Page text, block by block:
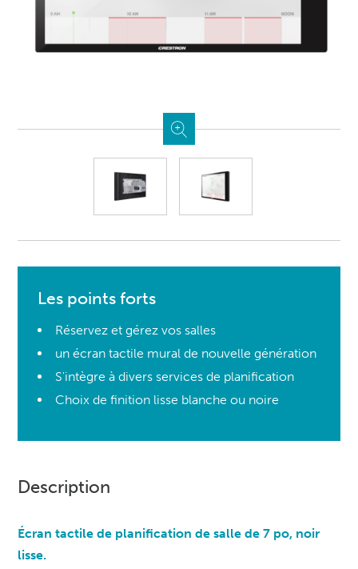
Les points forts
Réservez et gérez vos salles
un écran tactile mural de nouvelle génération
S'intègre à divers services de planification
Choix de finition lisse blanche ou noire
Description
Écran tactile de planification de salle de 7 po, noir
lisse.